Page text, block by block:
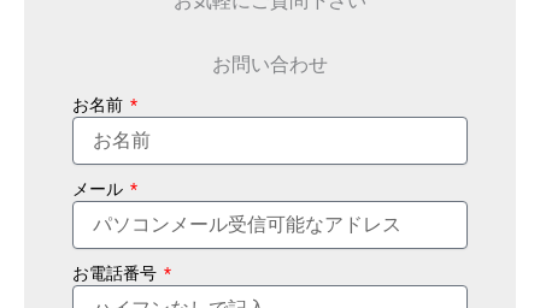
お問い合わせ
お名前
メール
お電話番号